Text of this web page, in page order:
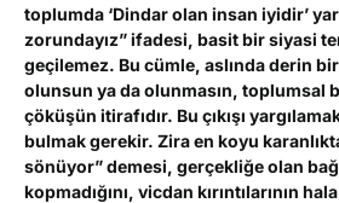
toplumda ‘Dindar olan insan iyidir’
zorundayız” ifadesi, basit bir siyasi
geçilemez. Bu cümle, aslında derin
olunsun ya da olunmasın, toplumsal
çöküşün itirafıdır. Bu çıkışı
bulmak gerekir. Zira en koyu
sönüyor” demesi, gerçekliğe olan
kopmadığını, vicdan kırıntılarının